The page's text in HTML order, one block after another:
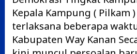
Kepala Kampung ( Pilkam
terlaksana beberapa
Kabupaten Way Kanan